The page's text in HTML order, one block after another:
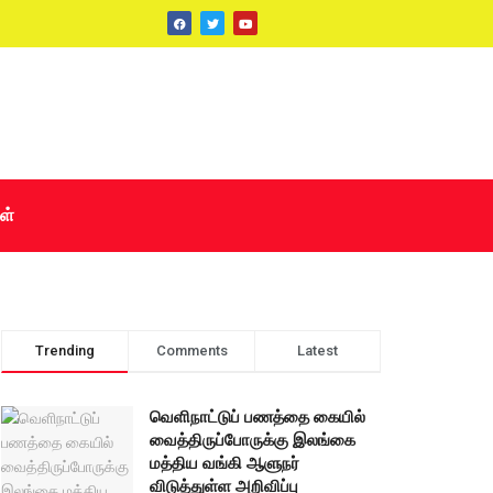
Trending Comments Latest
வெளிநாட்டுப் பணத்தை கையில்
வைத்திருப்போருக்கு இலங்கை
மத்திய வங்கி ஆளுநர்
விடுத்துள்ள அறிவிப்பு